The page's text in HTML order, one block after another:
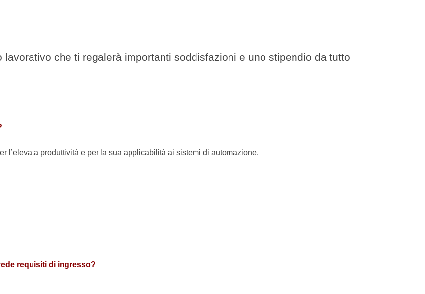
che ti regalerà importanti soddisfazioni e uno stipendio da tutto
l’elevata produttività e per la sua applicabilità ai sistemi di automazione.
requisiti di ingresso?